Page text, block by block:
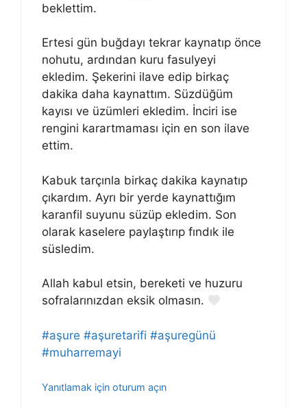
beklettim.
Ertesi gün buğdayı tekrar kaynatıp önce
nohutu, ardından kuru fasulyeyi
ekledim. Şekerini ilave edip birkaç
dakika daha kaynattım. Süzdüğüm
kayısı ve üzümleri ekledim. İnciri ise
rengini karartmaması için en son ilave
ettim.
Kabuk tarçınla birkaç dakika kaynatıp
çıkardım. Ayrı bir yerde kaynattığım
karanfil suyunu süzüp ekledim. Son
olarak kaselere paylaştırıp fındık ile
süsledim.
Allah kabul etsin, bereketi ve huzuru
sofralarınızdan eksik olmasın.
#aşure #aşuretarifi #aşuregünü
#muharremayi
Yanıtlamak için oturum açın